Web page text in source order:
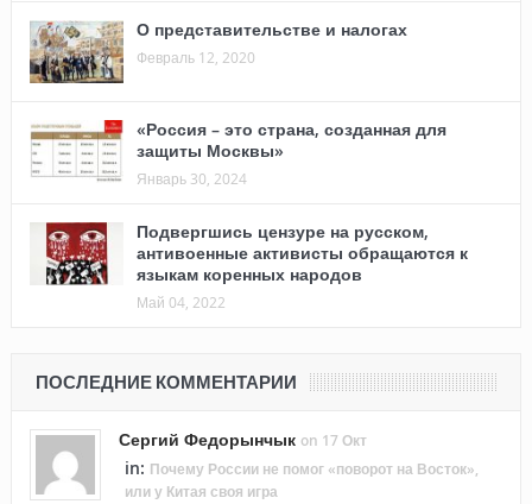
О представительстве и налогах
Февраль 12, 2020
«Россия – это страна, созданная для
защиты Москвы»
Январь 30, 2024
Подвергшись цензуре на русском,
антивоенные активисты обращаются к
языкам коренных народов
Май 04, 2022
ПОСЛЕДНИЕ КОММЕНТАРИИ
Сергий Федорынчык on 17 Окт
in: Почему России не помог «поворот на Восток»,
или у Китая своя игра